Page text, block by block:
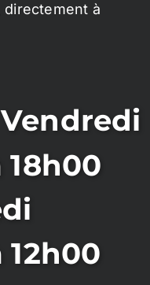
directement à
18h00
12h00